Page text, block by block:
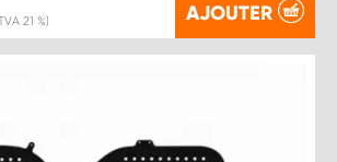
21 %) AJOUTER